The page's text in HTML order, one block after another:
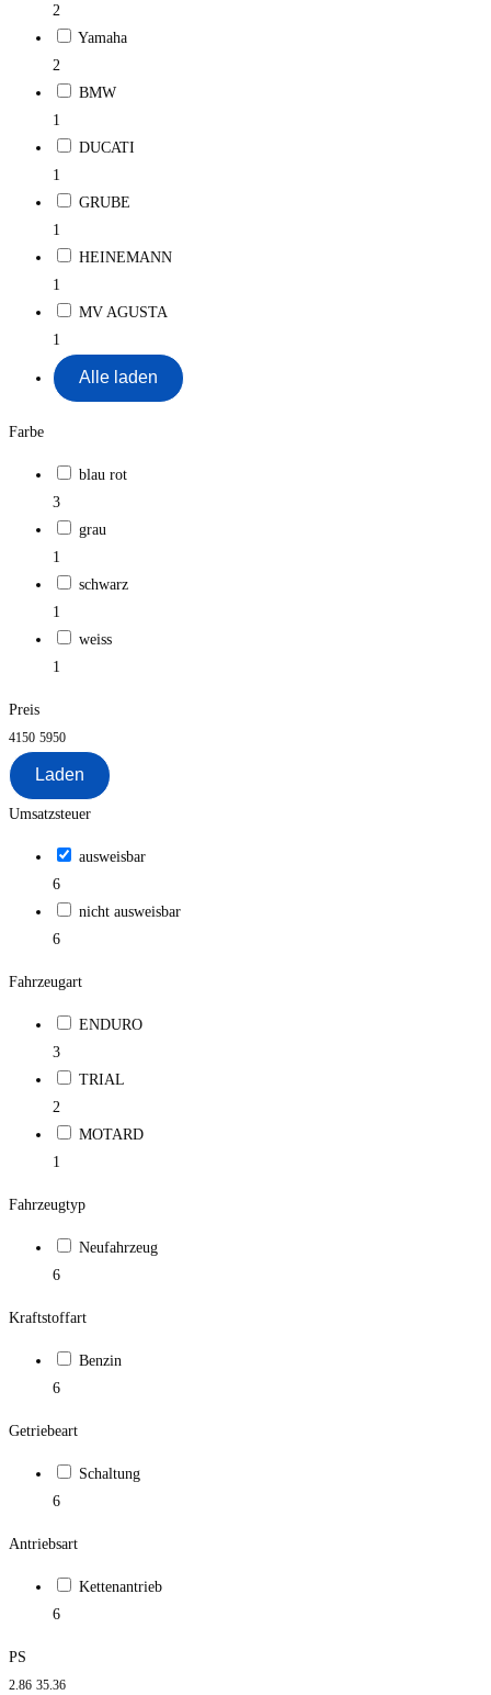
2
Yamaha
2
BMW
1
DUCATI
1
GRUBE
1
HEINEMANN
1
MV AGUSTA
1
Alle laden
Farbe
blau rot
3
grau
1
schwarz
1
weiss
1
Preis
4150 5950
Laden
Umsatzsteuer
ausweisbar
6
nicht ausweisbar
6
Fahrzeugart
ENDURO
3
TRIAL
2
MOTARD
1
Fahrzeugtyp
Neufahrzeug
6
Kraftstoffart
Benzin
6
Getriebeart
Schaltung
6
Antriebsart
Kettenantrieb
6
PS
2.86 35.36